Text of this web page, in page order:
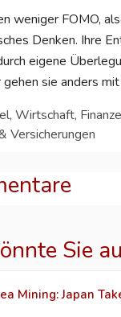
weniger FOMO,
Denken. Ihre
eigene
sie anders
Wirtschaft,
Versicherungen
Sie
Mining: Japan